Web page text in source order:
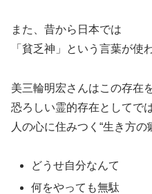
また、昔から日本では
「貧乏神」という言葉が使
美三輪明宏さんはこの存在を
恐ろしい霊的存在としてで
人の心に住みつく“生き方の
どうせ自分なんて
何をやっても無駄